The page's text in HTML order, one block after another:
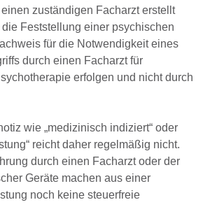
zuständigen Facharzt erstellt
Feststellung einer psychischen
für die Notwendigkeit eines
durch einen Facharzt für
erfolgen und nicht durch
wie „medizinisch indiziert“ oder
reicht daher regelmäßig nicht.
durch einen Facharzt oder der
Geräte machen aus einer
noch keine steuerfreie